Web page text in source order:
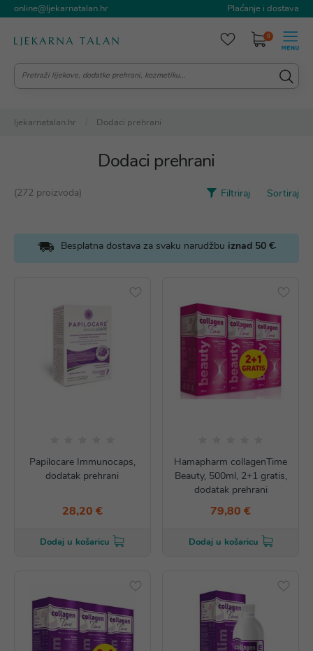
online@ljekarnatalan.hr Plaćanje i dostava
0
ljekarnatalan.hr Dodaci prehrani
Dodaci prehrani
(272 proizvoda) Filtriraj Sortiraj
Besplatna dostava za svaku narudžbu iznad 50 €.
Papilocare Immunocaps,
dodatak prehrani
28,20 €
Dodaj u košaricu
Hamapharm collagenTime
Beauty, 500ml, 2+1 gratis,
dodatak prehrani
79,80 €
Dodaj u košaricu